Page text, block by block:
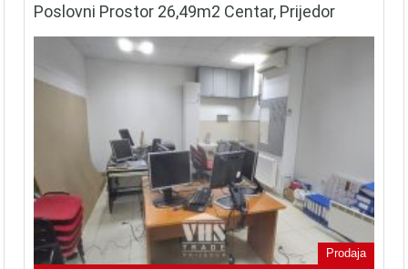
Poslovni Prostor 26,49m2 Centar, Prijedor
Prodaja